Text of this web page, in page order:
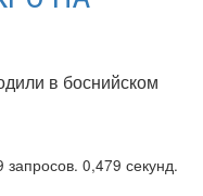
в боснийском
0,479 секунд.